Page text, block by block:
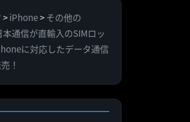
>iPhone>その他の
本通信が直輸入のSIMロッ
に対応したデータ通信
売！